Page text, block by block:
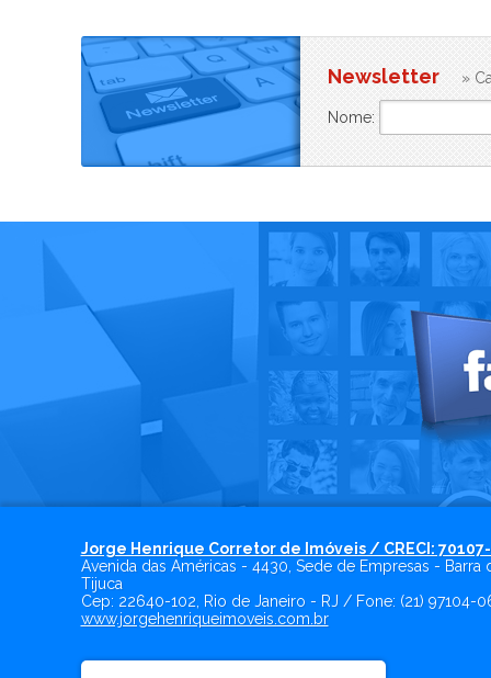
Newsletter »
Nome:
Jorge Henrique Corretor de Imóveis / CRECI:
Avenida das Américas - 4430, Sede de Empresas - Barra
Tijuca
Cep: 22640-102, Rio de Janeiro- RJ/ Fone: (21) 97104-
www.jorgehenriqueimoveis.com.br